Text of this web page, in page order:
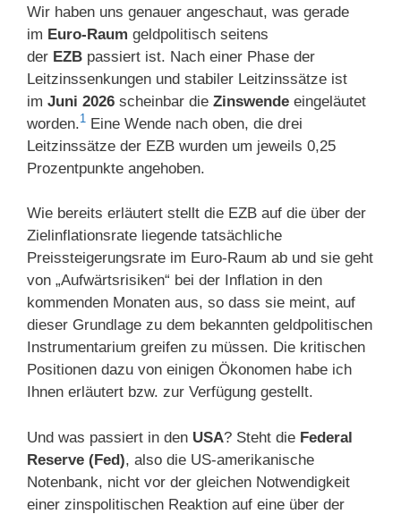
Wir haben uns genauer angeschaut, was gerade
im Euro-Raum geldpolitisch seitens
der EZB passiert ist. Nach einer Phase der
Leitzinssenkungen und stabiler Leitzinssätze ist
im Juni 2026 scheinbar die Zinswende eingeläutet
worden.1 Eine Wende nach oben, die drei
Leitzinssätze der EZB wurden um jeweils 0,25
Prozentpunkte angehoben.
Wie bereits erläutert stellt die EZB auf die über der
Zielinflationsrate liegende tatsächliche
Preissteigerungsrate im Euro-Raum ab und sie geht
von „Aufwärtsrisiken“ bei der Inflation in den
kommenden Monaten aus, so dass sie meint, auf
dieser Grundlage zu dem bekannten geldpolitischen
Instrumentarium greifen zu müssen. Die kritischen
Positionen dazu von einigen Ökonomen habe ich
Ihnen erläutert bzw. zur Verfügung gestellt.
Und was passiert in den USA? Steht die Federal
Reserve (Fed), also die US-amerikanische
Notenbank, nicht vor der gleichen Notwendigkeit
einer zinspolitischen Reaktion auf eine über der